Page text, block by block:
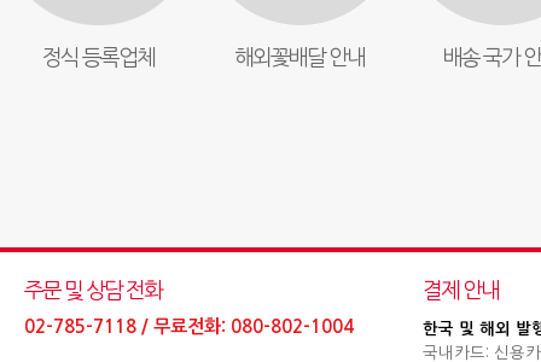
정식 등록업체 해외꽃배달 안내 배송 국가
주문 및 상담 전화
02-785-7118 / 무료전화: 080-802-1004
결제 안내
한국 및 해외 발
국내카드: 신용